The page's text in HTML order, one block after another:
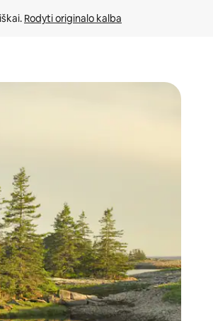
Rodyti originalo kalba
liesdami ir braukdami per ekraną.